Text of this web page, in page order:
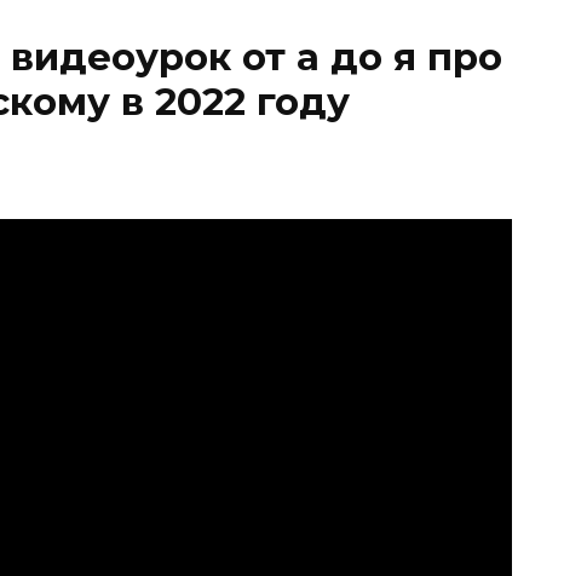
от а до я про
в 2022 году